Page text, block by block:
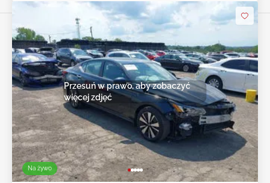
Na żywo
Przesuń w prawo, aby zobaczyć
więcej zdjęć